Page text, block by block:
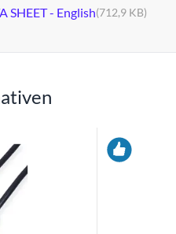
SHEET - English(712,9 KB)